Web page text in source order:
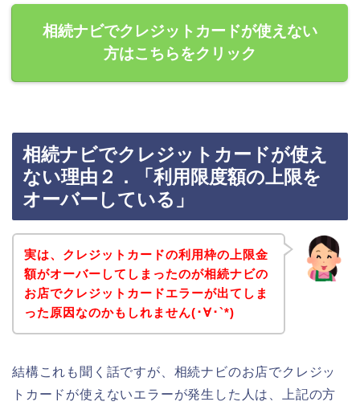
相続ナビでクレジットカードが使えない
方はこちらをクリック
相続ナビでクレジットカードが使え
ない理由２．「利用限度額の上限を
オーバーしている」
実は、クレジットカードの利用枠の上限金
額がオーバーしてしまったのが相続ナビの
お店でクレジットカードエラーが出てしま
った原因なのかもしれません(･∀･`*)
結構これも聞く話ですが、相続ナビのお店でクレジッ
トカードが使えないエラーが発生した人は、上記の方